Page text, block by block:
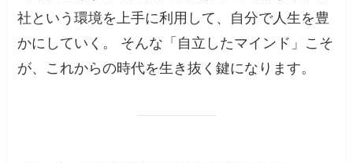
社という環境を上手に利用して、自分で人生を豊
かにしていく。 そんな「自立したマインド」こそ
が、これからの時代を生き抜く鍵になります。